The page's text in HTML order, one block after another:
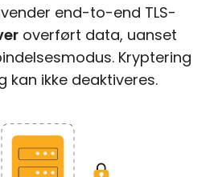
end-to-end TLS-
overført data, uanset
Kryptering
kan ikke deaktiveres.